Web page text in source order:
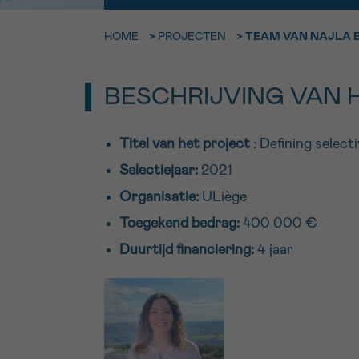
HOME > PROJECTEN > TEAM VAN NAJLA
BESCHRIJVING VAN
Titel van het project : Defining
Selectiejaar: 2021
Organisatie: ULiège
Toegekend bedrag: 400 000 €
Duurtijd financiering: 4 jaar
Bel ons
EMAIL
Ik aanvaard de